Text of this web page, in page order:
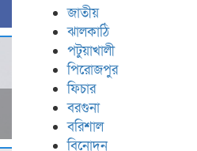
জাতীয়
ঝালকাঠি
পটুয়াখালী
পিরোজপুর
ফিচার
বরগুনা
বরিশাল
বিনোদন